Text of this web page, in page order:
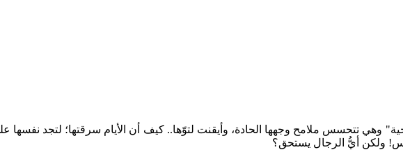
وهي تتحسس ملامح وجهها الحادة، وأيقنت لتوّها.. كيف أن الأيام سرقتها؛ لتجد نفسها
ولكن أيُّ الرجال يستحق؟